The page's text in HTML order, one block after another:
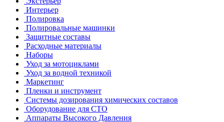
Интерьер
Полировка
Полировальные машинки
Защитные составы
Расходные материалы
Наборы
Уход за мотоциклами
Уход за водной техникой
Маркетинг
Пленки и инструмент
Системы дозирования химических составов
Оборудование для СТО
Аппараты Высокого Давления